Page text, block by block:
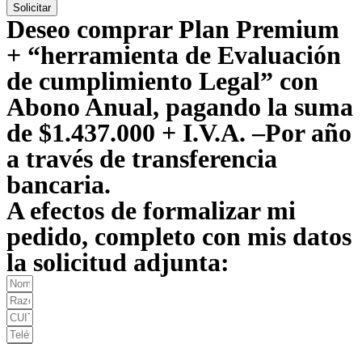
Solicitar
Deseo comprar Plan Premium
+ “herramienta de Evaluación
de cumplimiento Legal” con
Abono Anual, pagando la suma
de $1.437.000 + I.V.A. –Por año
a través de transferencia
bancaria.
A efectos de formalizar mi
pedido, completo con mis datos
la solicitud adjunta: